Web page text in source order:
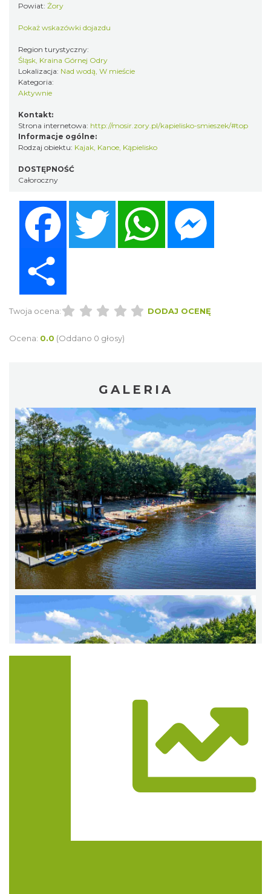
Powiat: Żory
Pokaż wskazówki dojazdu
Region turystyczny:
Śląsk, Kraina Górnej Odry
Lokalizacja: Nad wodą, W mieście
Kategoria:
Aktywnie
Kontakt:
Strona internetowa: http://mosir.zory.pl/kapielisko-smieszek/#top
Informacje ogólne:
Rodzaj obiektu: Kajak, Kanoe, Kąpielisko
DOSTĘPNOŚĆ
Całoroczny
Twitter WhatsApp
Twoja ocena: DODAJ OCENĘ
Ocena: 0.0 (Oddano 0 głosy)
GALERIA
Trasa